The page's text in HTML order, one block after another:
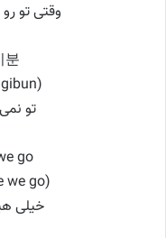
وقتی تو
분
(neon molla ireon gibun)
تو
go
(kkwаe jjaritae there we go)
خیلی